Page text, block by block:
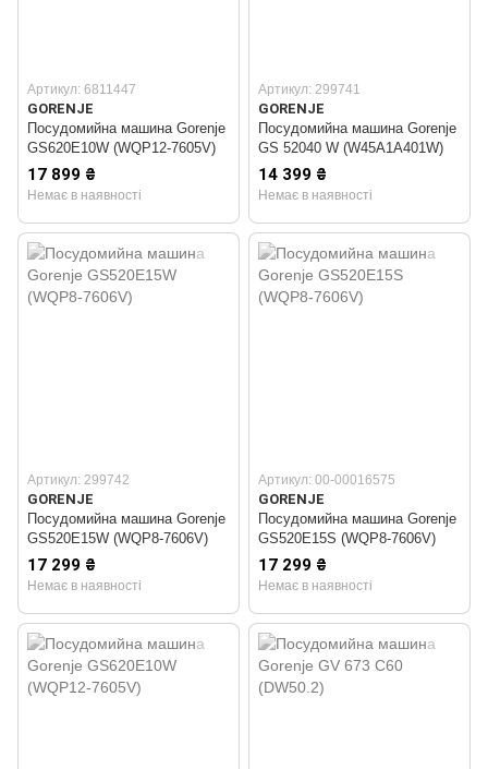
Артикул: 6811447
GORENJE
Посудомийна машина Gorenje
GS620E10W (WQP12-7605V)
17 899 ₴
Немає в наявності
Артикул: 299741
GORENJE
Посудомийна машина Gorenje
GS 52040 W (W45A1A401W)
14 399 ₴
Немає в наявності
Артикул: 299742
GORENJE
Посудомийна машина Gorenje
GS520E15W (WQP8-7606V)
17 299 ₴
Немає в наявності
Артикул: 00-00016575
GORENJE
Посудомийна машина Gorenje
GS520E15S (WQP8-7606V)
17 299 ₴
Немає в наявності